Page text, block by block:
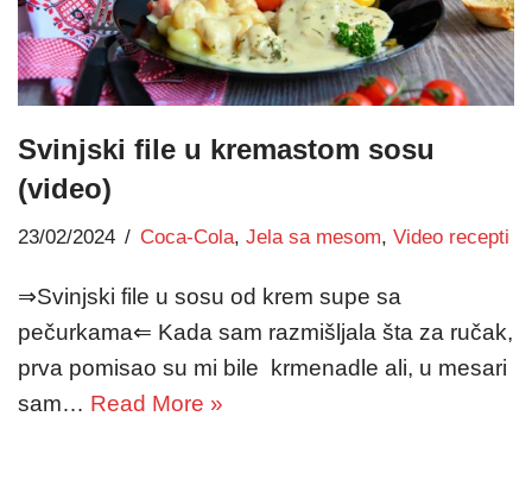
Svinjski file u kremastom sosu
(video)
23/02/2024 Coca-Cola, Jela sa mesom, Video recepti
⇒Svinjski file u sosu od krem supe sa
pečurkama⇐ Kada sam razmišljala šta za ručak,
prva pomisao su mi bile krmenadle ali, u mesari
sam… Read More »